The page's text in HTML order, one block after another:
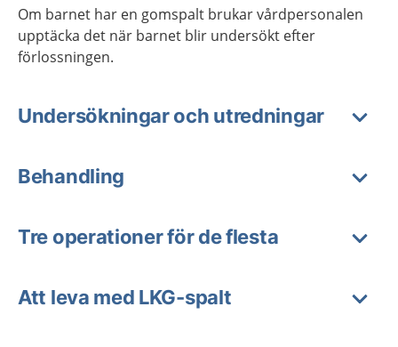
Om barnet har en gomspalt brukar vårdpersonalen
upptäcka det när barnet blir undersökt efter
förlossningen.
Undersökningar och utredningar
Behandling
Tre operationer för de flesta
Att leva med LKG-spalt